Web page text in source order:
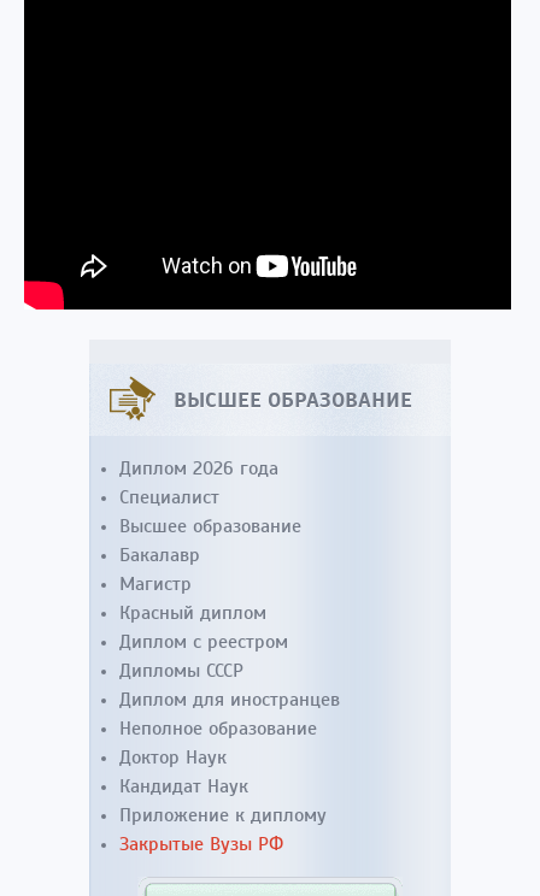
ВЫСШЕЕ ОБРАЗОВАНИЕ
Диплом 2026 года
Специалист
Высшее образование
Бакалавр
Магистр
Красный диплом
Диплом с реестром
Дипломы СССР
Диплом для иностранцев
Неполное образование
Доктор Наук
Кандидат Наук
Приложение к диплому
Закрытые Вузы РФ